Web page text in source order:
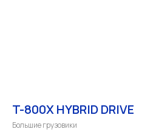
T-800X HYBRID DRIVE
Большие грузовики